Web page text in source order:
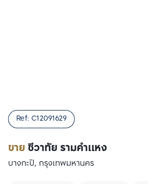
ขาย ชีวาทัย รามคำแหง
Ref: C12091629
บางกะปิ, กรุงเทพมหานคร